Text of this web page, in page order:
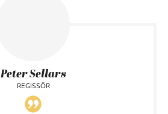
Peter Sellars
REGISSÖR